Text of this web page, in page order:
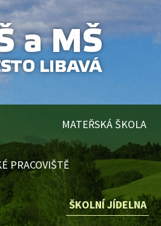
MATEŘSKÁ ŠKOLA
PRACOVIŠTĚ
ŠKOLNÍ JÍDELNA